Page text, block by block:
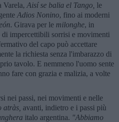
Varela, Aisí se balia el Tango, le
Adios Nonino, fino ai moderni
. Girava per le milonghe, in
impercettibili sorrisi e movimenti
del capo può accettare
la richiesta senza l'imbarazzo di
tavolo. E nemmeno l'uomo sente
fare con grazia e malizia, a volte
nei passi, nei movimenti e nelle
atràs, avanti, indietro e i passi più
italo argentina. "Abbiamo